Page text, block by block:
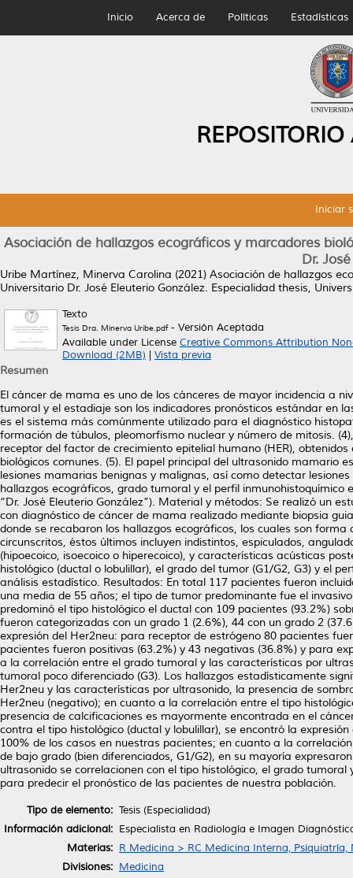
Inicio Acerca de Políticas Estadísticas
Iniciar
Asociación de hallazgos ecográficos y marcadores
Dr.
Uribe Martínez, Minerva Carolina (2021) Asociación de hallazgos
Universitario Dr. José Eleuterio González. Especialidad thesis,
Texto
Tesis Dra. Minerva Uribe.pdf- Versión Aceptada
Available under License Creative Commons Attribution
Download (2MB)
Vista previa
Resumen
El cáncer de mama es uno de los cánceres de mayor incidencia a
tumoral y el estadiaje son los indicadores pronósticos estándar en
es el sistema más comúnmente utilizado para el diagnóstico
formación de túbulos, pleomorfismo nuclear y número de mitosis.
receptor del factor de crecimiento epitelial humano (HER),
biológicos comunes. (5). El papel principal del ultrasonido
lesiones mamarias benignas y malignas, así como detectar
hallazgos ecográficos, grado tumoral y el perfil
“Dr. José Eleuterio González”). Material y métodos: Se realizó un
con diagnóstico de cáncer de mama realizado mediante biopsia
donde se recabaron los hallazgos ecográficos, los cuales son
circunscritos, éstos últimos incluyen indistintos, espiculados,
(hipoecoico, isoecoico o hiperecoico), y características acústicas
histológico (ductal o lobulillar), el grado del tumor (G1/G2, G3) y el
análisis estadístico. Resultados: En total 117 pacientes fueron
una media de 55 años; el tipo de tumor predominante fue el
predominó el tipo histológico el ductal con 109 pacientes (93.2%)
fueron categorizadas con un grado 1 (2.6%), 44 con un grado 2
expresión del Her2neu: para receptor de estrógeno 80 pacientes
pacientes fueron positivas (63.2%) y 43 negativas (36.8%) y para
a la correlación entre el grado tumoral y las características por
tumoral poco diferenciado (G3). Los hallazgos estadísticamente
Her2neu y las características por ultrasonido, la presencia de
Her2neu (negativo); en cuanto a la correlación entre el tipo
presencia de calcificaciones es mayormente encontrada en el
contra el tipo histológico (ductal y lobulillar), se encontró la
100% de los casos en nuestras pacientes; en cuanto a la
de bajo grado (bien diferenciados, G1/G2), en su mayoría
ultrasonido se correlacionen con el tipo histológico, el grado
para predecir el pronóstico de las pacientes de nuestra población.
Tipo de elemento: Tesis (Especialidad)
Información adicional: Especialista en Radiología e Imagen
Materias: R Medicina > RC Medicina Interna, Psiquiatría,
Divisiones: Medicina